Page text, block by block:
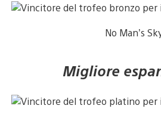
No Man’s
Migliore